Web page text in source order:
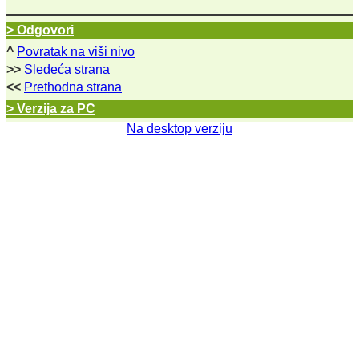
> Odgovori
^ Povratak na viši nivo
>> Sledeća strana
<< Prethodna strana
> Verzija za PC
Na desktop verziju